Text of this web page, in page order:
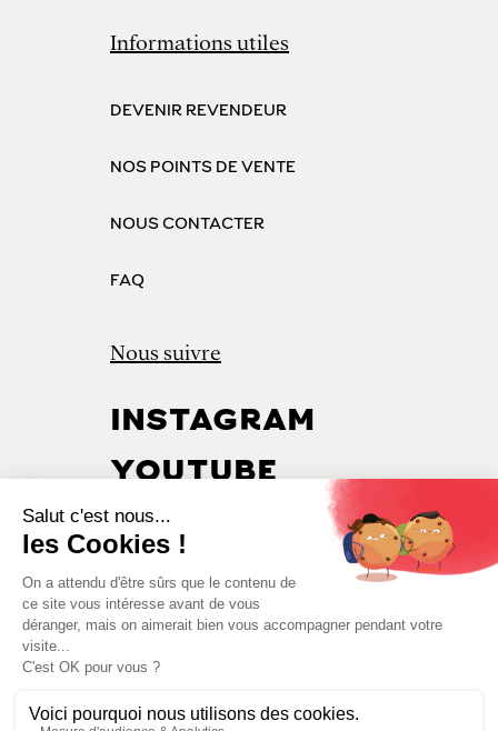
Informations utiles
DEVENIR REVENDEUR
NOS POINTS DE VENTE
NOUS CONTACTER
FAQ
Nous suivre
INSTAGRAM
YOUTUBE
LINKEDIN
PINTEREST
Cognac Hardy ·Mentions légales